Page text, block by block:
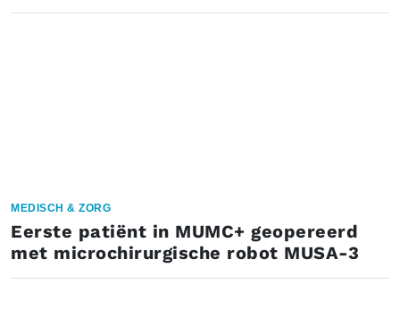
MEDISCH & ZORG
Eerste patiënt in MUMC+ geopereerd
met microchirurgische robot MUSA-3